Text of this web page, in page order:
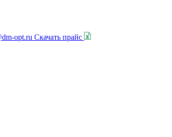
opt.ru Скачать прайс